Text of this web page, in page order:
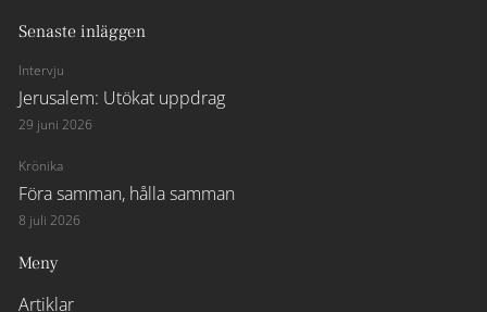
Senaste inläggen
Intervju
Jerusalem: Utökat uppdrag
29 juni 2026
Krönika
Föra samman, hålla samman
8 juli 2026
Meny
Artiklar